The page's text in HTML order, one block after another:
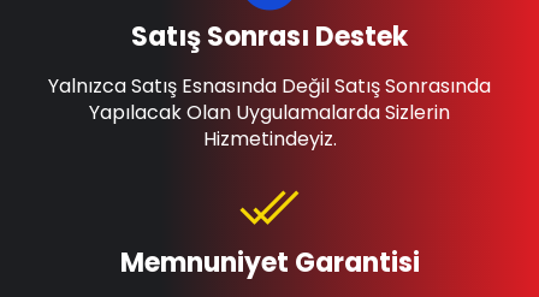
Memnuniyet Garantisi
Satış Sonrası Destek
Yalnızca Satış Esnasında Değil Satış Sonrasında
Yapılacak Olan Uygulamalarda Sizlerin
Hizmetindeyiz.